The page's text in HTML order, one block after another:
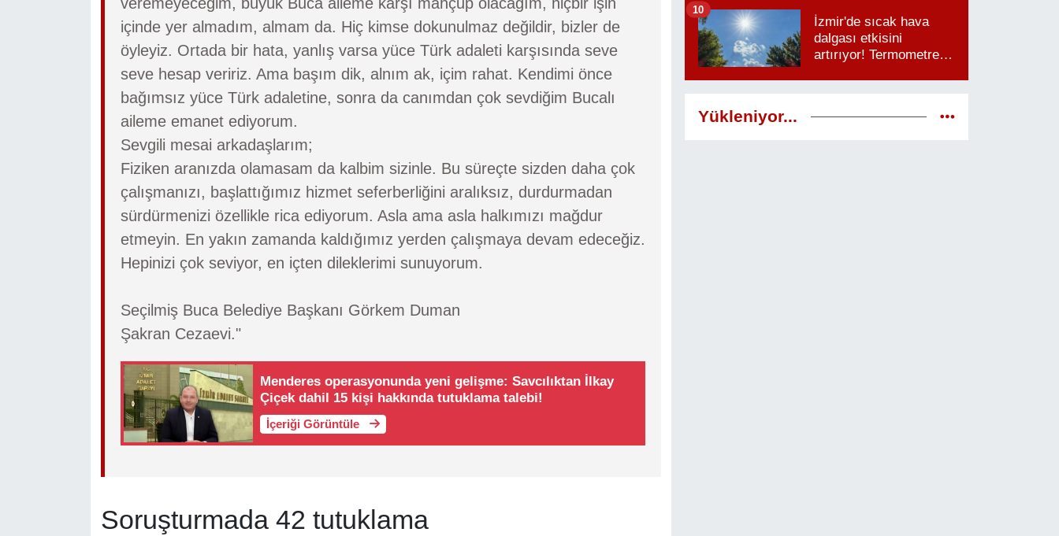
içinde yer almadım, almam da. Hiç kimse dokunulmaz değildir, bizler de
öyleyiz. Ortada bir hata, yanlış varsa yüce Türk adaleti karşısında seve
seve hesap veririz. Ama başım dik, alnım ak, içim rahat. Kendimi önce
bağımsız yüce Türk adaletine, sonra da canımdan çok sevdiğim Bucalı
aileme emanet ediyorum.
Sevgili mesai arkadaşlarım;
Fiziken aranızda olamasam da kalbim sizinle. Bu süreçte sizden daha çok
çalışmanızı, başlattığımız hizmet seferberliğini aralıksız, durdurmadan
sürdürmenizi özellikle rica ediyorum. Asla ama asla halkımızı mağdur
etmeyin. En yakın zamanda kaldığımız yerden çalışmaya devam edeceğiz.
Hepinizi çok seviyor, en içten dileklerimi sunuyorum.
Seçilmiş Buca Belediye Başkanı Görkem Duman
Şakran Cezaevi."
Menderes operasyonunda yeni gelişme: Savcılıktan İlkay
Çiçek dahil 15 kişi hakkında tutuklama talebi!
İçeriği Görüntüle
Soruşturmada 42 tutuklama
İzmir'de sıcak hava
dalgası etkisini
artırıyor! Termometreler
10
Yükleniyor...